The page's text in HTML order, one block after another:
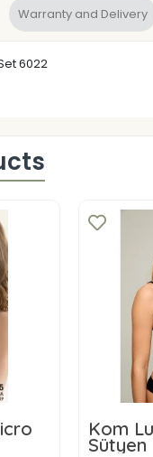
Warranty and Delivery
6022
Kom
Sütyen